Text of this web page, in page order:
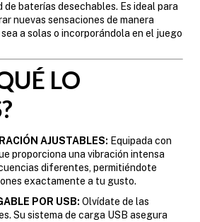
baterías desechables. Es ideal para
nuevas sensaciones de manera
a solas o incorporándola en el juego
LO
AJUSTABLES: Equipada con
proporciona una vibración intensa
diferentes, permitiéndote
exactamente a tu gusto.
POR USB: Olvídate de las
Su sistema de carga USB asegura